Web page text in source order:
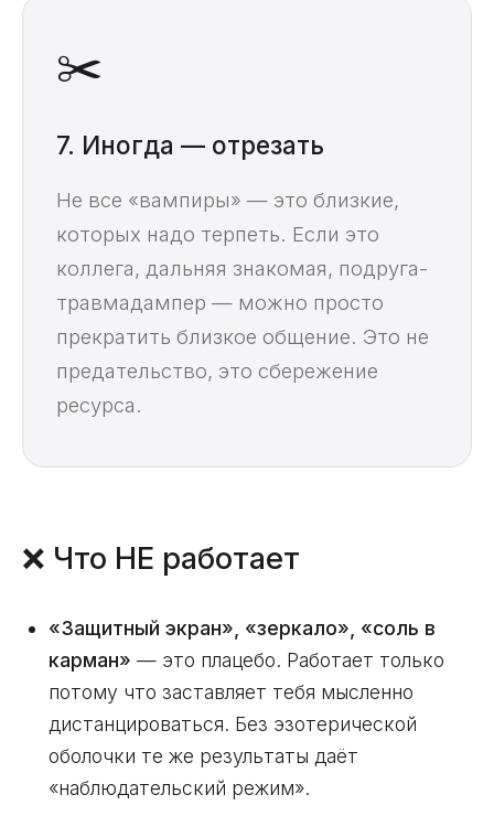
✂️
7. Иногда — отрезать
Не все «вампиры» — это близкие,
которых надо терпеть. Если это
коллега, дальняя знакомая, подруга-
травмадампер — можно просто
прекратить близкое общение. Это не
предательство, это сбережение
ресурса.
❌ Что НЕ работает
«Защитный экран», «зеркало», «соль в
карман» — это плацебо. Работает только
потому что заставляет тебя мысленно
дистанцироваться. Без эзотерической
оболочки те же результаты даёт
«наблюдательский режим».